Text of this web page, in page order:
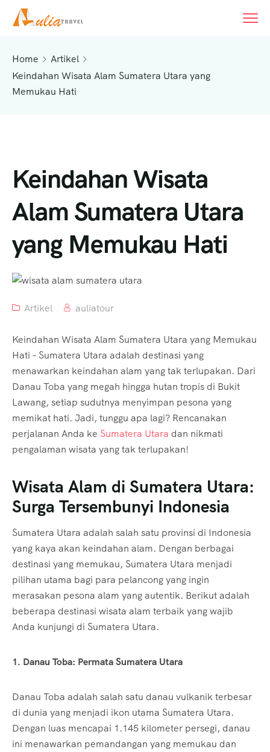
Home
Artikel
Keindahan Wisata Alam Sumatera Utara yang
Memukau Hati
Keindahan Wisata
Alam Sumatera Utara
yang Memukau Hati
Artikel auliatour
Keindahan Wisata Alam Sumatera Utara yang Memukau
Hati – Sumatera Utara adalah destinasi yang
menawarkan keindahan alam yang tak terlupakan. Dari
Danau Toba yang megah hingga hutan tropis di Bukit
Lawang, setiap sudutnya menyimpan pesona yang
memikat hati. Jadi, tunggu apa lagi? Rencanakan
perjalanan Anda ke Sumatera Utara dan nikmati
pengalaman wisata yang tak terlupakan!
Wisata Alam di Sumatera Utara:
Surga Tersembunyi Indonesia
Sumatera Utara adalah salah satu provinsi di Indonesia
yang kaya akan keindahan alam. Dengan berbagai
destinasi yang memukau, Sumatera Utara menjadi
pilihan utama bagi para pelancong yang ingin
merasakan pesona alam yang autentik. Berikut adalah
beberapa destinasi wisata alam terbaik yang wajib
Anda kunjungi di Sumatera Utara.
1. Danau Toba: Permata Sumatera Utara
Danau Toba adalah salah satu danau vulkanik terbesar
di dunia yang menjadi ikon utama Sumatera Utara.
Dengan luas mencapai 1.145 kilometer persegi, danau
ini menawarkan pemandangan yang memukau dan